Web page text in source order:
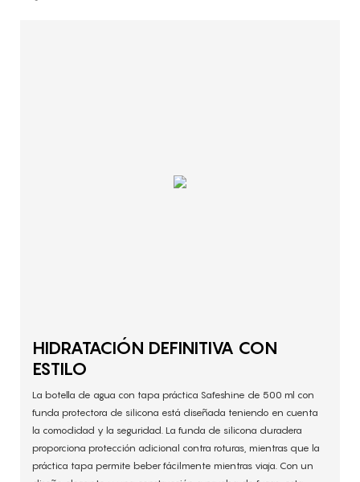
HIDRATACIÓN DEFINITIVA CON
ESTILO
La botella de agua con tapa práctica Safeshine de 500 ml con
funda protectora de silicona está diseñada teniendo en cuenta
la comodidad y la seguridad. La funda de silicona duradera
proporciona protección adicional contra roturas, mientras que la
práctica tapa permite beber fácilmente mientras viaja. Con un